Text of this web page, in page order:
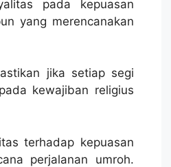
pada kepuasan
yang merencanakan
jika setiap segi
kewajiban religius
terhadap kepuasan
perjalanan umroh.